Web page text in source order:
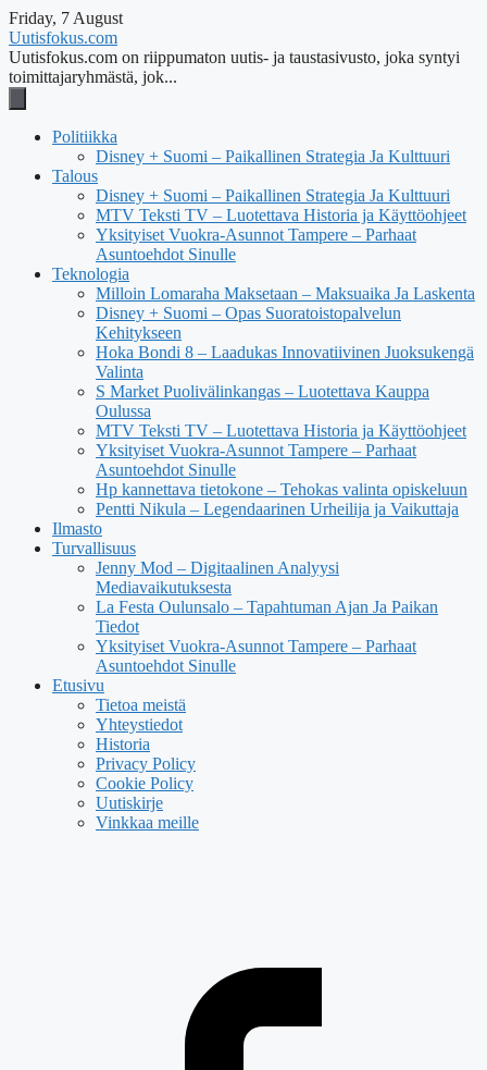
Friday, 7 August
Uutisfokus.com
Uutisfokus.com on riippumaton uutis- ja taustasivusto, joka syntyi
toimittajaryhmästä, jok...
Politiikka
Disney + Suomi – Paikallinen Strategia Ja Kulttuuri
Talous
Disney + Suomi – Paikallinen Strategia Ja Kulttuuri
MTV Teksti TV – Luotettava Historia ja Käyttöohjeet
Yksityiset Vuokra-Asunnot Tampere – Parhaat
Asuntoehdot Sinulle
Teknologia
Milloin Lomaraha Maksetaan – Maksuaika Ja Laskenta
Disney + Suomi – Opas Suoratoistopalvelun
Kehitykseen
Hoka Bondi 8 – Laadukas Innovatiivinen Juoksukengä
Valinta
S Market Puolivälinkangas – Luotettava Kauppa
Oulussa
MTV Teksti TV – Luotettava Historia ja Käyttöohjeet
Yksityiset Vuokra-Asunnot Tampere – Parhaat
Asuntoehdot Sinulle
Hp kannettava tietokone – Tehokas valinta opiskeluun
Pentti Nikula – Legendaarinen Urheilija ja Vaikuttaja
Ilmasto
Turvallisuus
Jenny Mod – Digitaalinen Analyysi
Mediavaikutuksesta
La Festa Oulunsalo – Tapahtuman Ajan Ja Paikan
Tiedot
Yksityiset Vuokra-Asunnot Tampere – Parhaat
Asuntoehdot Sinulle
Etusivu
Tietoa meistä
Yhteystiedot
Historia
Privacy Policy
Cookie Policy
Uutiskirje
Vinkkaa meille